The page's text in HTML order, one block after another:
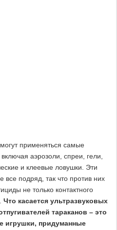
применяться самые
аэрозоли, спреи, гели,
и клеевые ловушки. Эти
все подряд, так что против них
не только контактного
Что касается ультразвуковых
тараканов – это
игрушки, придуманные